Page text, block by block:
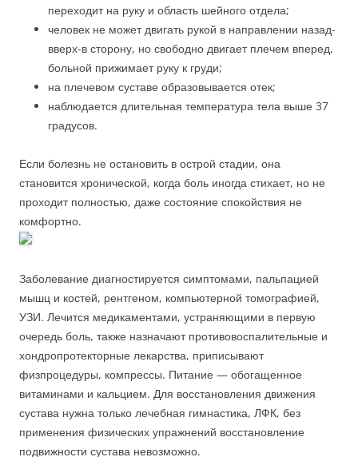
переходит на руку и область шейного отдела;
человек не может двигать рукой в направлении назад-
вверх-в сторону, но свободно двигает плечем вперед,
больной прижимает руку к груди;
на плечевом суставе образовывается отек;
наблюдается длительная температура тела выше 37
градусов.
Если болезнь не остановить в острой стадии, она
становится хронической, когда боль иногда стихает, но не
проходит полностью, даже состояние спокойствия не
комфортно.
Заболевание диагностируется симптомами, пальпацией
мышц и костей, рентгеном, компьютерной томографией,
УЗИ. Лечится медикаментами, устраняющими в первую
очередь боль, также назначают противовоспалительные и
хондропротекторные лекарства, приписывают
физпроцедуры, компрессы. Питание — обогащенное
витаминами и кальцием. Для восстановления движения
сустава нужна только лечебная гимнастика, ЛФК, без
применения физических упражнений восстановление
подвижности сустава невозможно.